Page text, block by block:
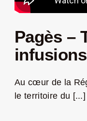
Nouveau Magazine
Jeu concours –
Pagès –
infusions
Au cœur de la
le territoire du [...]